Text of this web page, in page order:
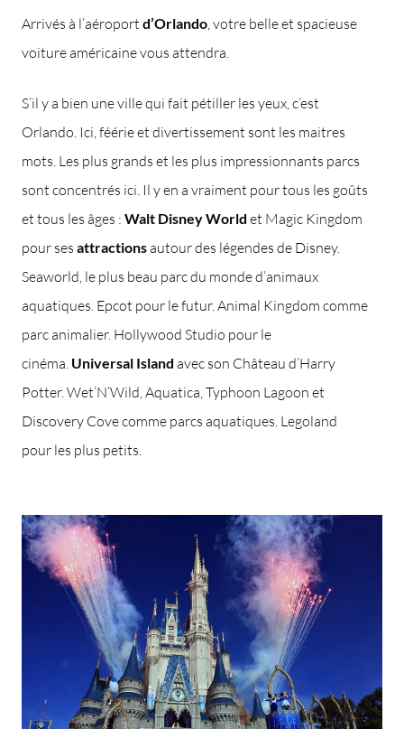
Arrivés à l’aéroport d’Orlando , votre belle et spacieuse
voiture américaine vous attendra.
S’il y a bien une ville qui fait pétiller les yeux, c’est
Orlando. Ici, féérie et divertissement sont les maitres
mots. Les plus grands et les plus impressionnants parcs
sont concentrés ici. Il y en a vraiment pour tous les goûts
et tous les âges : Walt Disney World et Magic Kingdom
pour ses attractionsautour des légendes de Disney.
Seaworld, le plus beau parc du monde d’animaux
aquatiques. Epcot pour le futur. Animal Kingdom comme
parc animalier. Hollywood Studio pour le
cinéma. Universal Island avec son Château d’Harry
Potter. Wet’N’Wild, Aquatica, Typhoon Lagoon et
Discovery Cove comme parcs aquatiques. Legoland
pour les plus petits.